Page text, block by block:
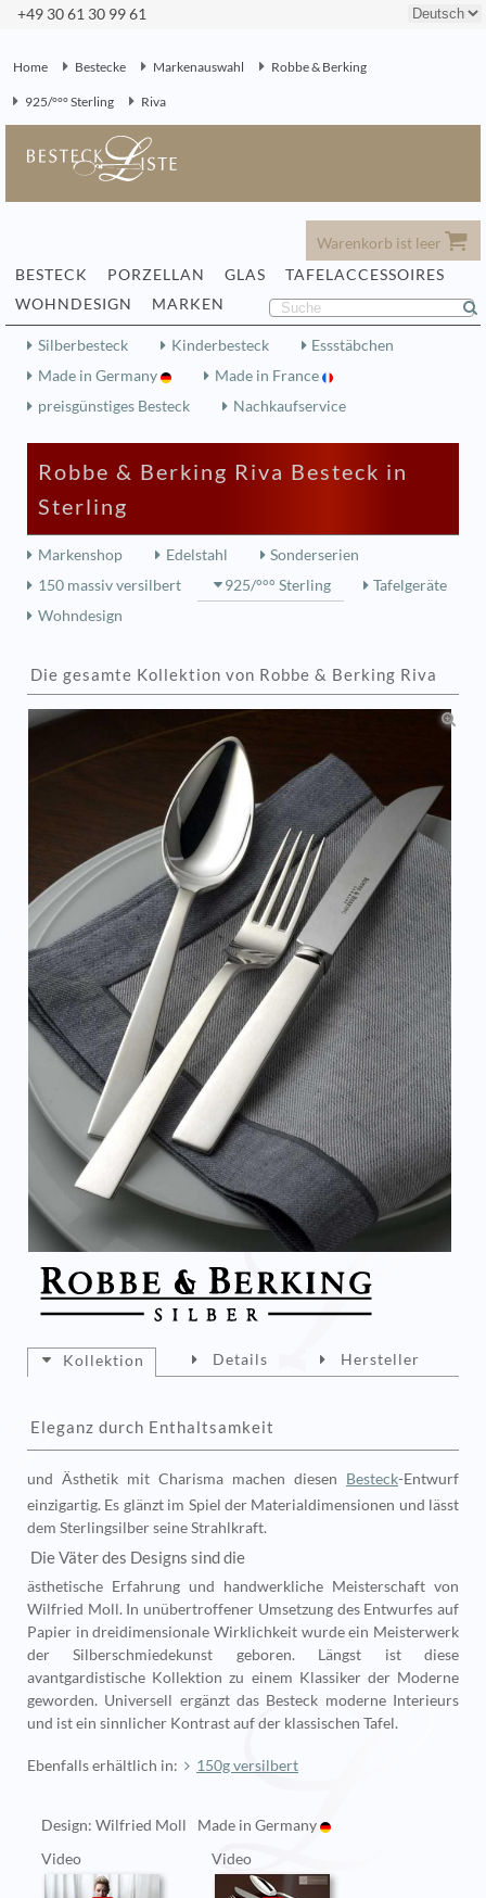
+49 30 61 30 99 61
Home Bestecke Markenauswahl Robbe & Berking
925/°°° Sterling Riva
Warenkorb ist leer
BESTECK
PORZELLAN GLAS
TAFELACCESSOIRES
WOHNDESIGN
MARKEN
Silberbesteck Kinderbesteck
Essstäbchen
Made in Germany
Made in France
preisgünstiges Besteck
Nachkaufservice
Robbe & Berking Riva Besteck in
Sterling
Markenshop Edelstahl
Sonderserien
150 massiv versilbert
925/°°° Sterling
Tafelgeräte
Wohndesign
Die gesamte Kollektion von Robbe & Berking Riva
Kollektion
Eleganz durch Enthaltsamkeit
und Ästhetik mit Charisma machen diesen Besteck-Entwurf
einzigartig. Es glänzt im Spiel der Materialdimensionen und lässt
dem Sterlingsilber seine Strahlkraft.
Die Väter des Designs sind die
ästhetische Erfahrung und handwerkliche Meisterschaft von
Wilfried Moll. In unübertroffener Umsetzung des Entwurfes auf
Papier in dreidimensionale Wirklichkeit wurde ein Meisterwerk
der Silberschmiedekunst geboren. Längst ist diese
avantgardistische Kollektion zu einem Klassiker der Moderne
geworden. Universell ergänzt das Besteck moderne Interieurs
und ist ein sinnlicher Kontrast auf der klassischen Tafel.
Ebenfalls erhältlich in: 150g versilbert
Details Hersteller
Design: Wilfried Moll
Made in Germany
Video
Video